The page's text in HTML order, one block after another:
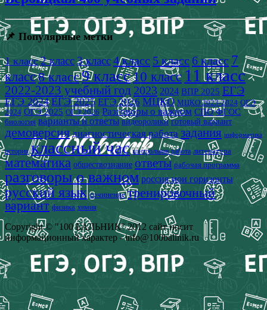
📌 Популярные метки
1 класс 2 класс3 класс4 класс 5 класс 6 класс 7
класс8 класс9 класс10 класс 11 класс
2022-2023 учебный год 2023 2024 ВПР 2025 ЕГЭ
ЕГЭ 2024 ЕГЭ 2025 ЕГЭ 2026 МЦКО МЦКО 2023-2024 ОГЭ
2024 ОГЭ 2025 ОГЭ 2026 Разговоры о важном СПО ФГОС
биология варианты и ответы видеоролики готовый вариант
демоверсия диагностическая работа задания информатика
история классный час контрольная работа литература
математика обществознание ответы рабочая программа
разговоры о важном россия мои горизонты
русский язык сочинение тренировочный
вариант физика химия
Copyright © "100 БАЛЬНИК" 2012 сайт носит
информационный характер - info@100ballnik.ru